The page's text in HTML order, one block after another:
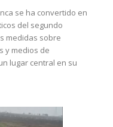
se ha convertido en
del segundo
medidas sobre
y medios de
lugar central en su